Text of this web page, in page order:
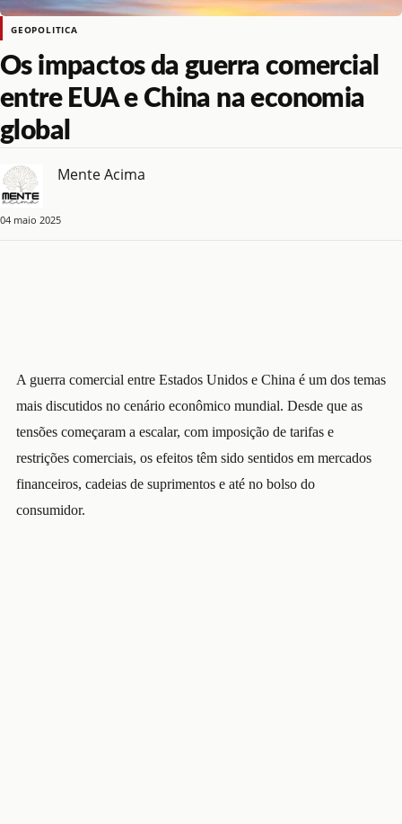
GEOPOLITICA
Os impactos da guerra comercial
entre EUA e China na economia
global
Mente Acima
04 maio 2025
A guerra comercial entre Estados Unidos e China é um dos temas
mais discutidos no cenário econômico mundial. Desde que as
tensões começaram a escalar, com imposição de tarifas e
restrições comerciais, os efeitos têm sido sentidos em mercados
financeiros, cadeias de suprimentos e até no bolso do
consumidor.